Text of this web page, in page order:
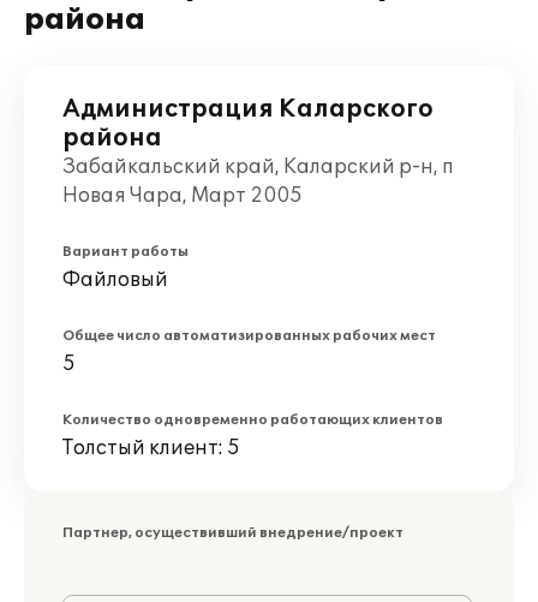
района
Администрация Каларского
района
Забайкальский край, Каларский р-н, п
Новая Чара, Март 2005
Вариант работы
Файловый
Общее число автоматизированных рабочих мест
5
Количество одновременно работающих клиентов
Толстый клиент: 5
Партнер, осуществивший внедрение/проект